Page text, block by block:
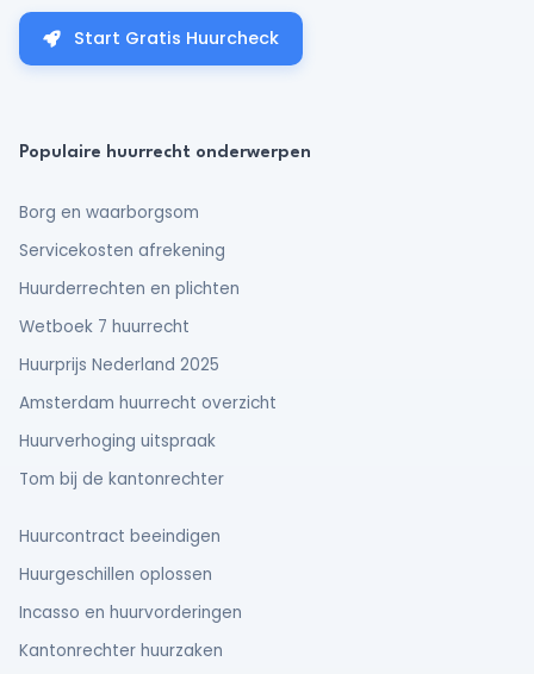
Start Gratis Huurcheck
Populaire huurrecht onderwerpen
Borg en waarborgsom
Servicekosten afrekening
Huurderrechten en plichten
Wetboek 7 huurrecht
Huurprijs Nederland 2025
Amsterdam huurrecht overzicht
Huurverhoging uitspraak
Tom bij de kantonrechter
Huurcontract beeindigen
Huurgeschillen oplossen
Incasso en huurvorderingen
Kantonrechter huurzaken